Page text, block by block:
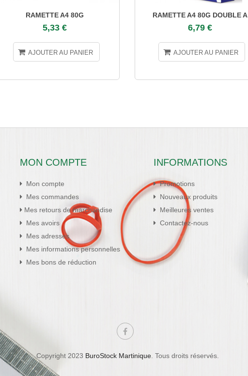
RAMETTE A4 80G
5,33 €
AJOUTER AU PANIER
RAMETTE A4 80G DOUBLE A
6,79 €
AJOUTER AU PANIER
MON COMPTE
Mon compte
Mes commandes
Mes retours de marchandise
Mes avoirs
Mes adresses
Mes informations personnelles
Mes bons de réduction
INFORMATIONS
Promotions
Nouveaux produits
Meilleures ventes
Contactez-nous
Copyright 2023 BuroStock Martinique. Tous droits réservés.